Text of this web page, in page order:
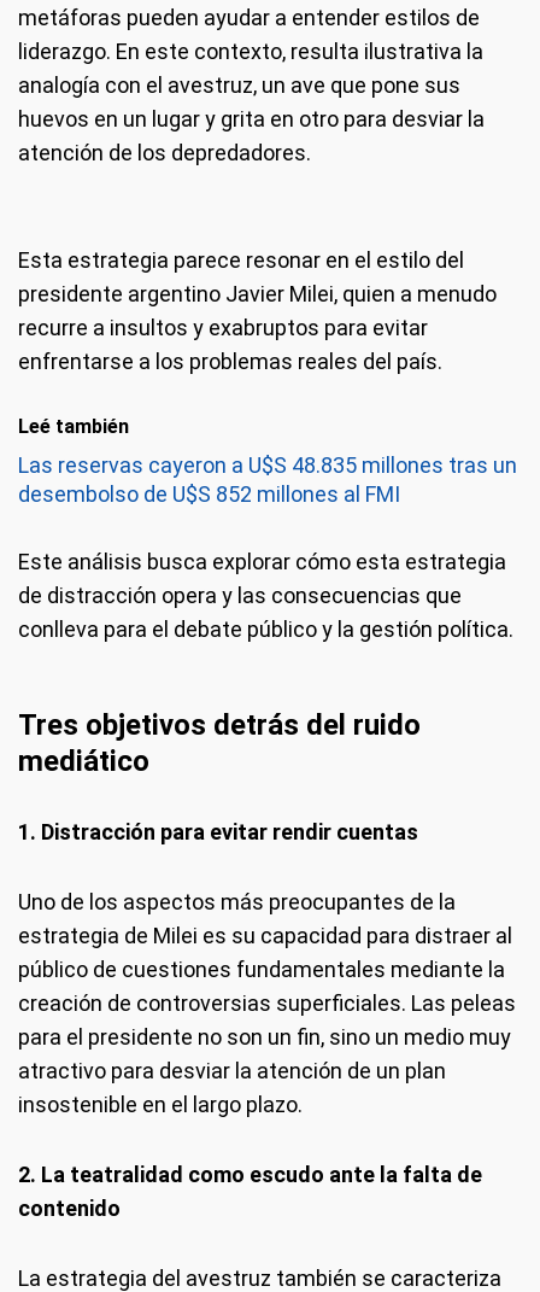
metáforas pueden ayudar a entender estilos de
liderazgo. En este contexto, resulta ilustrativa la
analogía con el avestruz, un ave que pone sus
huevos en un lugar y grita en otro para desviar la
atención de los depredadores.
Esta estrategia parece resonar en el estilo del
presidente argentino Javier Milei, quien a menudo
recurre a insultos y exabruptos para evitar
enfrentarse a los problemas reales del país.
Leé también
Las reservas cayeron a U$S 48.835 millones tras un
desembolso de U$S 852 millones al FMI
Este análisis busca explorar cómo esta estrategia
de distracción opera y las consecuencias que
conlleva para el debate público y la gestión política.
Tres objetivos detrás del ruido
mediático
1. Distracción para evitar rendir cuentas
Uno de los aspectos más preocupantes de la
estrategia de Milei es su capacidad para distraer al
público de cuestiones fundamentales mediante la
creación de controversias superficiales. Las peleas
para el presidente no son un fin, sino un medio muy
atractivo para desviar la atención de un plan
insostenible en el largo plazo.
2. La teatralidad como escudo ante la falta de
contenido
La estrategia del avestruz también se caracteriza